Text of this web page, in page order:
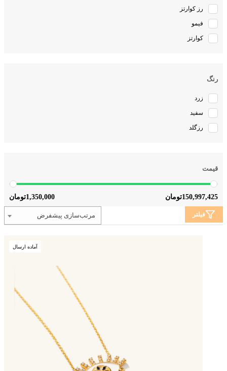
رز کوارتز
فیمو
کوارتز
رنگ
زرد
سفید
رزگلد
قیمت
1,350,000تومان 150,997,425تومان
مرتب‌سازی پیشفرض فیلتر
آماده ارسال